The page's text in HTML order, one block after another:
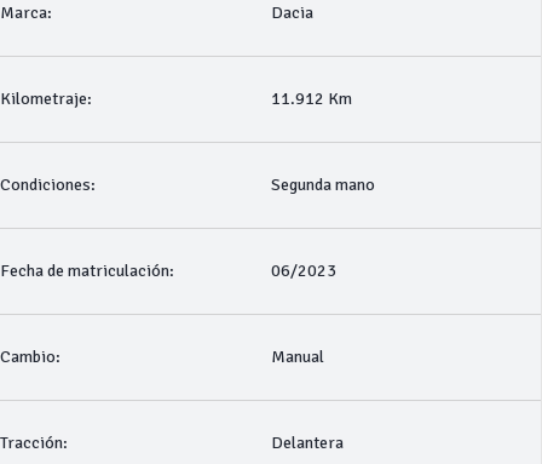
Marca: Dacia
Kilometraje: 11.912 Km
Condiciones: Segunda mano
Fecha de matriculación: 06/2023
Cambio: Manual
Tracción: Delantera